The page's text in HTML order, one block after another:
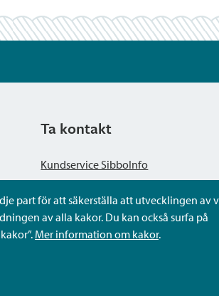
part för att säkerställa att utvecklingen av
av alla kakor. Du kan också surfa på
Mer information om kakor.
Ta kontakt
Kundservice SibboInfo
Ge anonym respons
Ställ en fråga eller sköta ditt ärende